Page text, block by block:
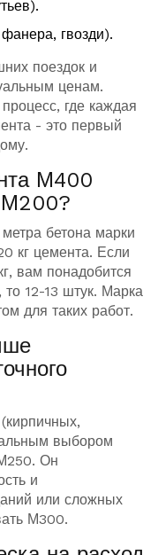
гвозди).
поездок и
ценам.
где каждая
- это первый
М400
М200?
бетона марки
кг цемента. Если
вам понадобится
12-13 штук. Марка
для таких работ.
выбором
Он
и
или сложных
М300.